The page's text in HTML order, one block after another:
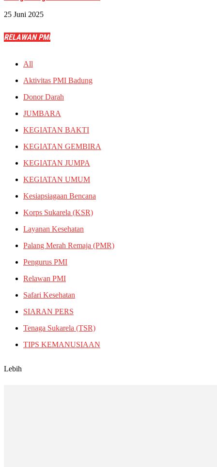
25 Juni 2025
RELAWAN PMI
All
Aktivitas PMI Badung
Donor Darah
JUMBARA
KEGIATAN BAKTI
KEGIATAN GEMBIRA
KEGIATAN JUMPA
KEGIATAN UMUM
Kesiapsiagaan Bencana
Korps Sukarela (KSR)
Layanan Kesehatan
Palang Merah Remaja (PMR)
Pengurus PMI
Relawan PMI
Safari Kesehatan
SIARAN PERS
Tenaga Sukarela (TSR)
TIPS KEMANUSIAAN
Lebih